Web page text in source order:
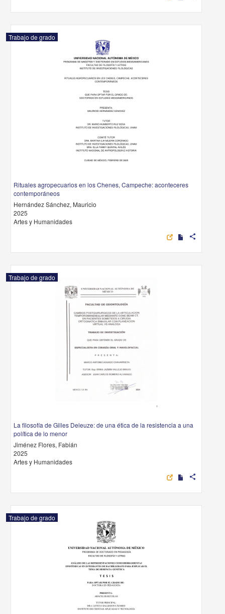
Trabajo de grado
Rituales agropecuarios en los Chenes, Campeche: aconteceres
contemporáneos
Hernández Sánchez, Mauricio
2025
Artes y Humanidades
share
Trabajo de grado
La filosofía de Gilles Deleuze: de una ética de la resistencia a una
política de lo menor
Jiménez Flores, Fabián
2025
Artes y Humanidades
share
Trabajo de grado